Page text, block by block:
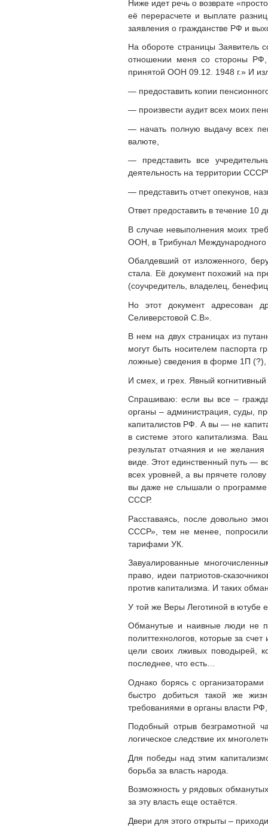
Ниже идет речь о возврате
её перерасчете и выплате
заявления о гражданстве РФ и
На обороте страницы Заявитель
отношении меня со стороны РФ,
принятой ООН 09.12. 1948 г.» И
— предоставить копии
— произвести аудит всех моих
— начать полную выдачу всех
валюте,
— представить все
деятельность на территории
— представить отчет опекунов,
Ответ предоставить в течение 10
В случае невыполнения моих
ООН, в Трибунал
Обалдевший от изложенного,
стала. Её документ похожий на
(соучредитель, владелец,
Но этот документ адресован
Селиверстовой С.В».
В нем на двух страницах из
могут быть носителем паспорта
ложные) сведения в форме 1П (?),
И смех, и грех. Явный
Спрашиваю: если вы все –
органы – администрация, суды,
капиталистов РФ. А вы — не
в системе этого капитализма.
результат отчаяния и не
виде. Этот единственный путь —
всех уровней, а вы прячете
вы даже не слышали о программе
СССР.
Расставаясь, после довольно
СССР», тем не менее, попросили
тарифами УК.
Завуалированные
право, идеи патриотов-
против капитализма. И таких
У той же Веры Леготиной в ютубе
Обманутые и наивные люди не
политтехнологов, которые за
цели своих лживых поводырей,
последнее, что есть…
Однако борясь с
быстро добиться такой же
требованиями в органы власти
Подобный отрыв безграмотной
логическое следствие их
Для победы над этим
борьба за власть народа.
Возможность у рядовых
за эту власть еще остаётся.
Двери для этого открыты –